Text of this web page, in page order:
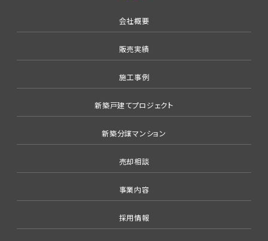
会社概要
販売実績
施工事例
新築戸建てプロジェクト
新築分譲マンション
売却相談
事業内容
採用情報